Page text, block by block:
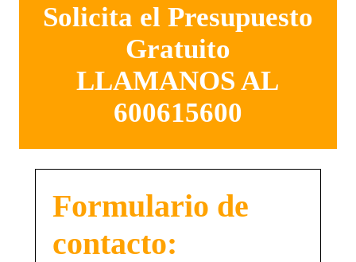
Solicita el Presupuesto
Gratuito
LLAMANOS AL
600615600
Formulario de
contacto: